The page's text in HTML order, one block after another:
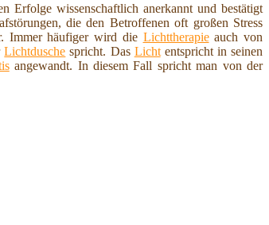
Erfolge wissenschaftlich anerkannt und bestätigt
die den Betroffenen oft großen Stress
Immer häufiger wird die Lichttherapieauch von
Lichtdusche spricht. Das Lichtentspricht in seinen
angewandt. In diesem Fall spricht man von der